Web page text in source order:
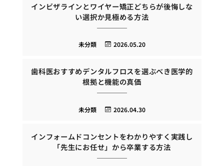
インビザラインとワイヤー矯正どちらが後悔しな
い選択か見極める方法
2026.05.20
未分類
歯科医おすすめデンタルフロスを選ぶべき医学的
根拠と機能の真価
2026.04.30
未分類
インフォームドコンセントをわかりやすく実践し
「先生にお任せ」から卒業する方法